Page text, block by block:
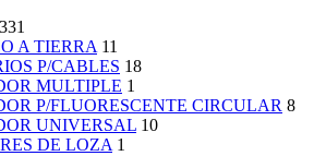
A TIERRA 11
P/CABLES 18
MULTIPLE 1
P/FLUORESCENTE CIRCULAR 8
UNIVERSAL 10
DE LOZA 1